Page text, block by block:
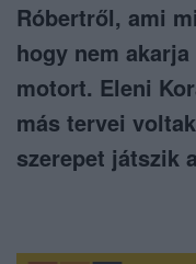
Róbertről, ami
hogy nem
motort. Eleni
más tervei
szerepet játszik